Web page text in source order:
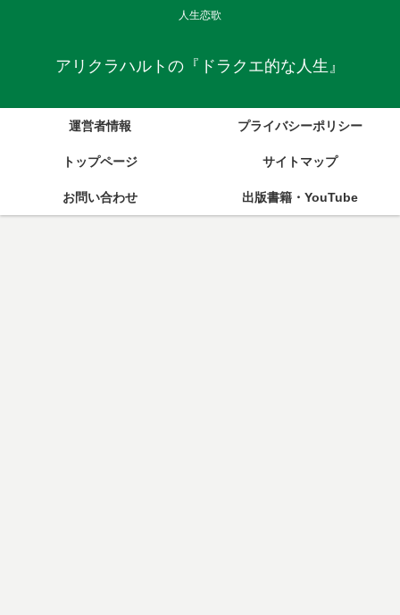
人生恋歌
アリクラハルトの『ドラクエ的な人生』
運営者情報 プライバシーポリシー
トップページ サイトマップ
お問い合わせ 出版書籍・YouTube